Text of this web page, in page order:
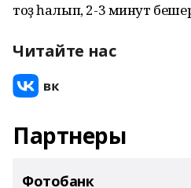
тоҙ һалып, 2-3 минут
Читайте нас
Партнеры
Фотобанк